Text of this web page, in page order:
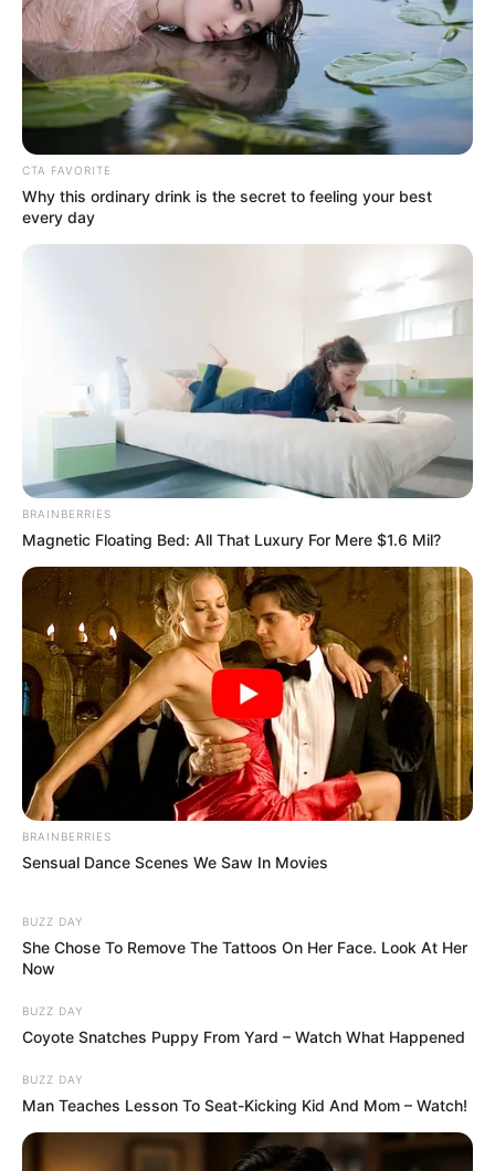
CTA FAVORITE
Why this ordinary drink is the secret to feeling your best
every day
BRAINBERRIES
Magnetic Floating Bed: All That Luxury For Mere $1.6 Mil?
BRAINBERRIES
Sensual Dance Scenes We Saw In Movies
BUZZ DAY
She Chose To Remove The Tattoos On Her Face. Look At Her
Now
BUZZ DAY
Coyote Snatches Puppy From Yard – Watch What Happened
BUZZ DAY
Man Teaches Lesson To Seat-Kicking Kid And Mom – Watch!